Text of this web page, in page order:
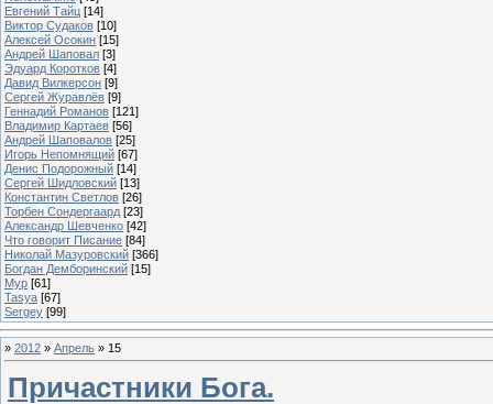
Евгений Тайц [14]
Виктор Судаков [10]
Алексей Осокин [15]
Андрей Шаповал [3]
Эдуард Коротков [4]
Давид Вилкерсон [9]
Сергей Журавлёв [9]
Геннадий Романов [121]
Владимир Картаев [56]
Андрей Шаповалов [25]
Игорь Непомнящий [67]
Денис Подорожный [14]
Сергей Шидловский [13]
Константин Светлов [26]
Торбен Сондергаард [23]
Александр Шевченко [42]
Что говорит Писание [84]
Николай Мазуровский [366]
Богдан Демборинский [15]
Мур [61]
Tasya [67]
Sergey [99]
» 2012 » Апрель » 15
Причастники Бога.